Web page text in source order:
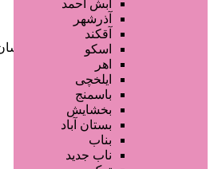
آبش احمد
آذرشهر
آقکند
اسکو
اهر
ایلخچی
باسمنج
بخشایش
بستان آباد
بناب
ناب جدید
/ محصولات برچسب خورده